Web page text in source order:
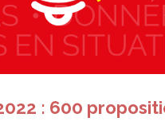
: 600